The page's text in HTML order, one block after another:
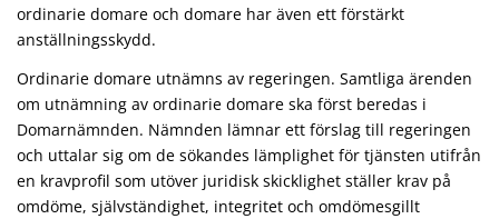
ordinarie domare och domare har även ett förstärkt
anställningsskydd.
Ordinarie domare utnämns av regeringen. Samtliga ärenden
om utnämning av ordinarie domare ska först beredas i
Domarnämnden. Nämnden lämnar ett förslag till regeringen
och uttalar sig om de sökandes lämplighet för tjänsten utifrån
en kravprofil som utöver juridisk skicklighet ställer krav på
omdöme, självständighet, integritet och omdömesgillt